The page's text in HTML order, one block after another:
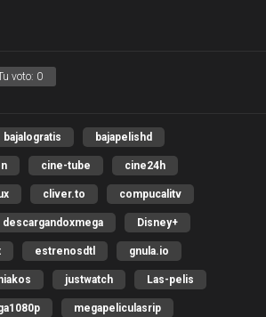
voto: 0
bajalogratis bajapelishd
cine-tube cine24h
cliver.to compucalitv
descargandoxmega Disney+
estrenosdtl gnula.io
justwatch Las-pelis
megapeliculasrip